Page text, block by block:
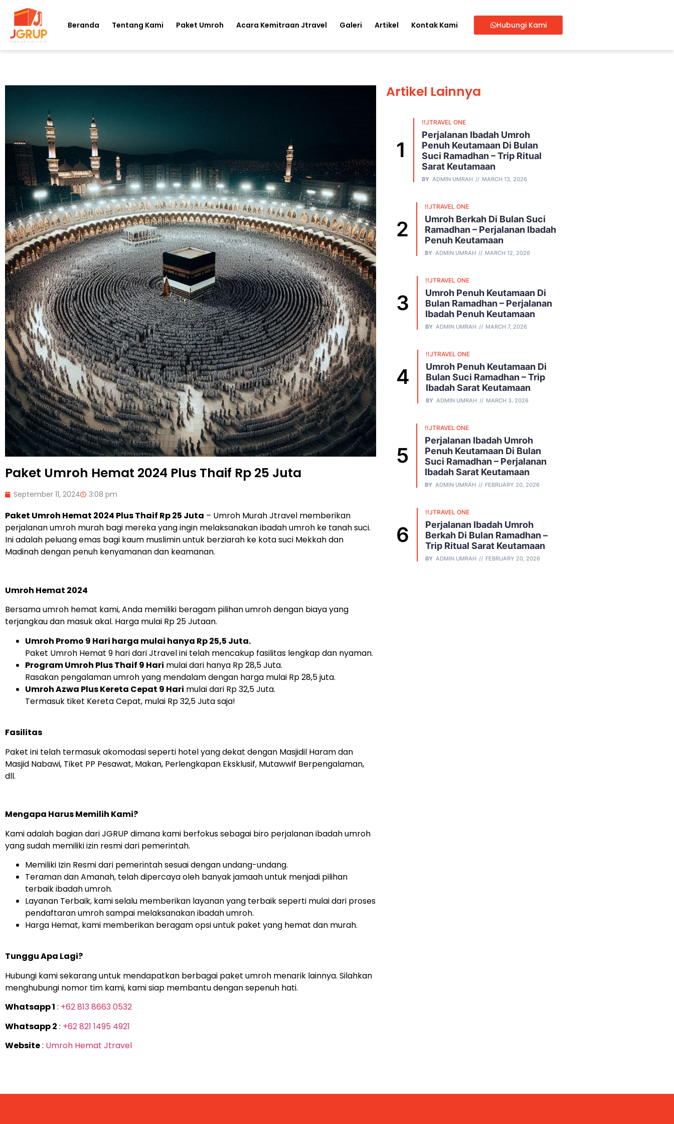
Beranda Tentang Kami Paket Umroh Acara Kemitraan Jtravel Galeri Artikel Kontak Kami Hubungi Kami
Paket Umroh Hemat 2024 Plus Thaif Rp 25 Juta
September 11, 2024 3:08 pm
Paket Umroh Hemat 2024 Plus Thaif Rp 25 Juta – Umroh Murah Jtravel memberikan
perjalanan umroh murah bagi mereka yang ingin melaksanakan ibadah umroh ke tanah suci.
Ini adalah peluang emas bagi kaum muslimin untuk berziarah ke kota suci Mekkah dan
Madinah dengan penuh kenyamanan dan keamanan.
Umroh Hemat 2024
Bersama umroh hemat kami, Anda memiliki beragam pilihan umroh dengan biaya yang
terjangkau dan masuk akal. Harga mulai Rp 25 Jutaan.
Umroh Promo 9 Hari harga mulai hanya Rp 25,5 Juta.
Paket Umroh Hemat 9 hari dari Jtravel ini telah mencakup fasilitas lengkap dan nyaman.
Program Umroh Plus Thaif 9 Hari mulai dari hanya Rp 28,5 Juta.
Rasakan pengalaman umroh yang mendalam dengan harga mulai Rp 28,5 juta.
Umroh Azwa Plus Kereta Cepat 9 Hari mulai dari Rp 32,5 Juta.
Termasuk tiket Kereta Cepat, mulai Rp 32,5 Juta saja!
Fasilitas
Paket ini telah termasuk akomodasi seperti hotel yang dekat dengan Masjidil Haram dan
Masjid Nabawi, Tiket PP Pesawat, Makan, Perlengkapan Eksklusif, Mutawwif Berpengalaman,
dll.
Mengapa Harus Memilih Kami?
Kami adalah bagian dari JGRUP dimana kami berfokus sebagai biro perjalanan ibadah umroh
yang sudah memiliki izin resmi dari pemerintah.
Memiliki Izin Resmi dari pemerintah sesuai dengan undang-undang.
Teraman dan Amanah, telah dipercaya oleh banyak jamaah untuk menjadi pilihan
terbaik ibadah umroh.
Layanan Terbaik, kami selalu memberikan layanan yang terbaik seperti mulai dari proses
pendaftaran umroh sampai melaksanakan ibadah umroh.
Harga Hemat, kami memberikan beragam opsi untuk paket yang hemat dan murah.
Tunggu Apa Lagi?
Hubungi kami sekarang untuk mendapatkan berbagai paket umroh menarik lainnya. Silahkan
menghubungi nomor tim kami, kami siap membantu dengan sepenuh hati.
Whatsapp 1 : +62 813 8663 0532
Whatsapp 2 : +62 821 1495 4921
Website: Umroh Hemat Jtravel
Artikel Lainnya
!!JTRAVEL ONE
Perjalanan Ibadah Umroh
Penuh Keutamaan Di Bulan
Suci Ramadhan – Trip Ritual
Sarat Keutamaan
BY ADMIN UMRAH MARCH 13, 2026
!!JTRAVEL ONE
Umroh Berkah Di Bulan Suci
Ramadhan – Perjalanan Ibadah
Penuh Keutamaan
BY ADMIN UMRAH MARCH 12, 2026
!!JTRAVEL ONE
Umroh Penuh Keutamaan Di
Bulan Ramadhan – Perjalanan
Ibadah Penuh Keutamaan
BY ADMIN UMRAH MARCH 7, 2026
!!JTRAVEL ONE
Umroh Penuh Keutamaan Di
Bulan Suci Ramadhan – Trip
Ibadah Sarat Keutamaan
BY ADMIN UMRAH MARCH 3, 2026
!!JTRAVEL ONE
Perjalanan Ibadah Umroh
Penuh Keutamaan Di Bulan
Suci Ramadhan – Perjalanan
Ibadah Sarat Keutamaan
BY ADMIN UMRAH FEBRUARY 20, 2026
!!JTRAVEL ONE
Perjalanan Ibadah Umroh
Berkah Di Bulan Ramadhan –
Trip Ritual Sarat Keutamaan
BY ADMIN UMRAH FEBRUARY 20, 2026